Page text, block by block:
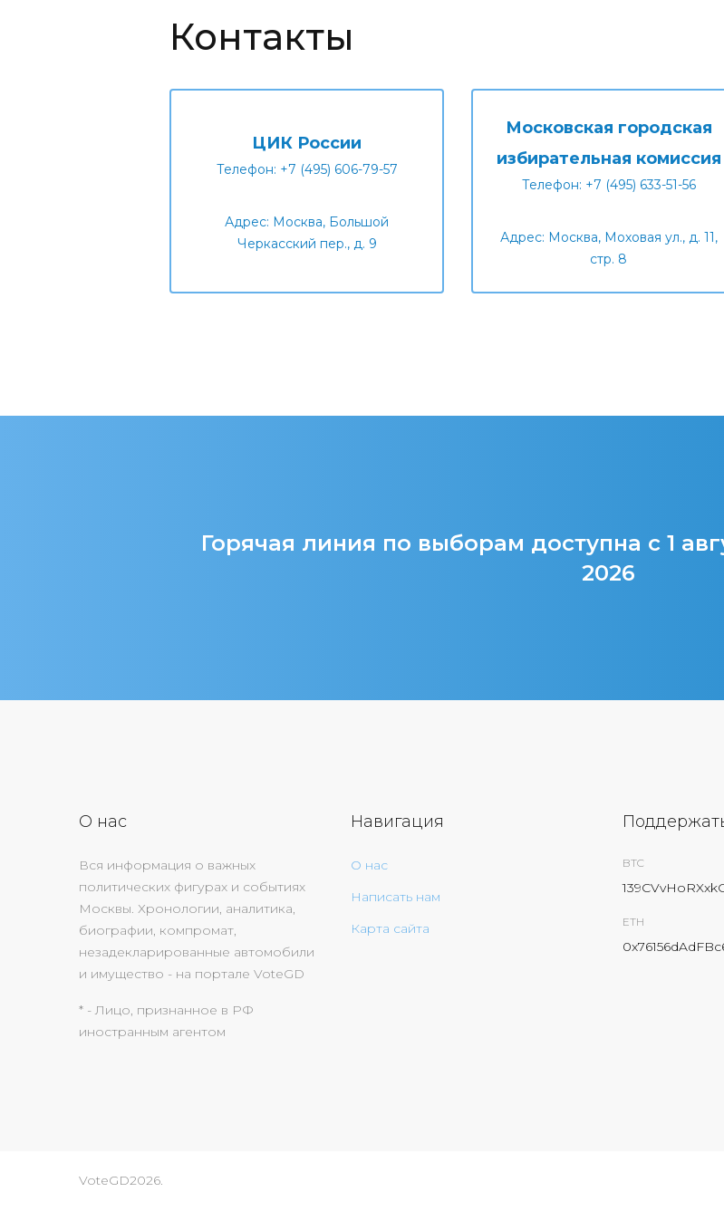
Контакты
ЦИК России
Телефон: +7 (495) 606-79-57
Адрес: Москва, Большой
Черкасский пер., д. 9
Московская городская
избирательная комиссия
Телефон: +7 (495) 633-51-56
Адрес: Москва, Моховая ул., д. 11,
стр. 8
Горячая линия по выборам доступна с 1
2026
О нас
Вся информация о важных
политических фигурах и событиях
Москвы. Хронологии, аналитика,
биографии, компромат,
незадекларированные автомобили
и имущество - на портале VoteGD
* - Лицо, признанное в РФ
иностранным агентом
Навигация
О нас
Написать нам
Карта сайта
BTC
ETH
VoteGD2026.